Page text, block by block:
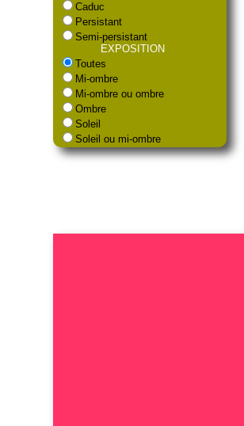
Caduc
Persistant
Semi-persistant
EXPOSITION
Toutes
Mi-ombre
Mi-ombre ou ombre
Ombre
Soleil
Soleil ou mi-ombre